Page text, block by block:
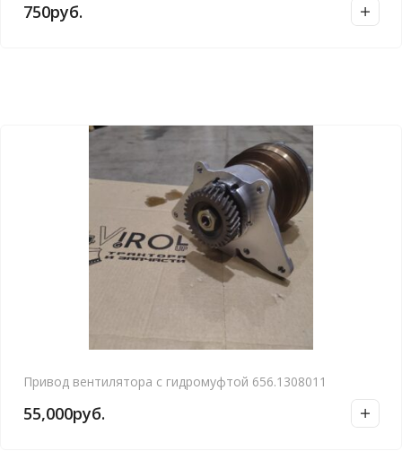
750руб.
Привод вентилятора с гидромуфтой 656.1308011
55,000руб.